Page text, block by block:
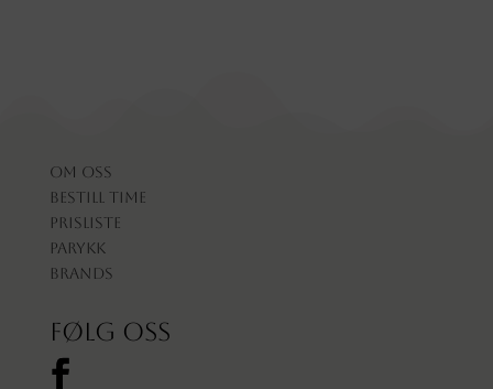
Om oss
Bestill time
Prisliste
Parykk
Brands
Følg oss